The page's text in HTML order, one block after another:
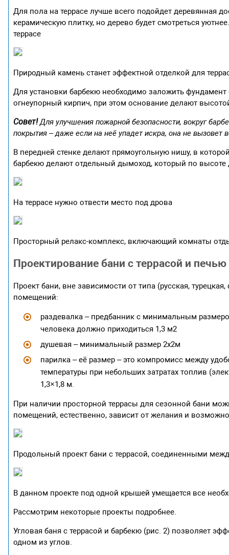
Для пола на террасе лучше всего подойдет деревянная
керамическую плитку, но дерево будет смотреться
террасе
Природный камень станет эффектной отделкой для
Для установки барбекю необходимо заложить
огнеупорный кирпич, при этом основание делают
Совет! Для улучшения пожарной безопасности, вокруг
покрытия – даже если на неё упадет искра, она не вызовет
В передней стенке делают прямоугольную нишу, в
барбекю делают отдельный дымоход, который по
На террасе нужно отвести место под дрова
Просторный релакс-комплекс, включающий комнаты
Проектирование бани с террасой и
Проект бани, вне зависимости от типа (русская,
помещений:
раздевалка – предбанник с минимальным
человека должно приходиться 1,3 м2
душевая – минимальный размер 2х2м
парилка – её размер – это компромисс между
температуры при небольших затратах топлив
1,3×1,8 м.
При наличии просторной террасы для сезонной бани
помещений, естественно, зависит от желания и
Продольный проект бани с террасой, соединенными
В данном проекте под одной крышей умещается все
Рассмотрим некоторые проекты подробнее.
Угловая баня с террасой и барбекю (рис. 2) позволяет
одном из углов.